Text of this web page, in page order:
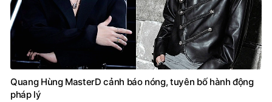
Quang Hùng MasterD cảnh báo nóng, tuyên bố hành động
pháp lý